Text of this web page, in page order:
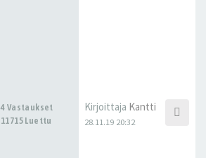
4 Vastaukset
11715 Luettu
Kirjoittaja Kantti
28.11.19 20:32